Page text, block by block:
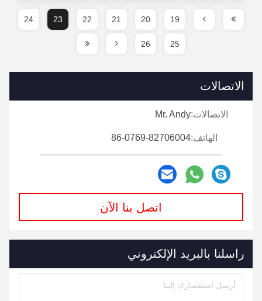
19
20
21
22
23
24
25
26
الاتصالات
الاتصالات:Mr. Andy
الهاتف:86-0769-82706004
اتصل بنا الآن
راسلنا بالبريد الإلكتروني